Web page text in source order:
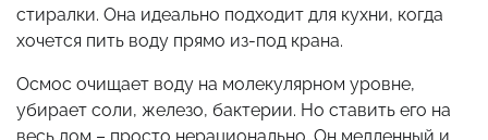
стиралки. Она идеально подходит для кухни, когда
хочется пить воду прямо из-под крана.
Осмос очищает воду на молекулярном уровне,
убирает соли, железо, бактерии. Но ставить его на
весь дом – просто нерационально. Он медленный и